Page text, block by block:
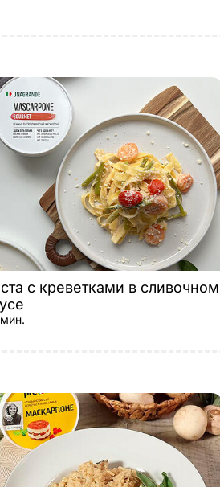
с креветками в сливочном